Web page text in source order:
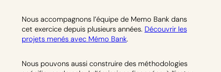
Nous accompagnons l’équipe de Memo Bank dans
cet exercice depuis plusieurs années. Découvrir les
projets menés avec Mémo Bank.
Nous pouvons aussi construire des méthodologies